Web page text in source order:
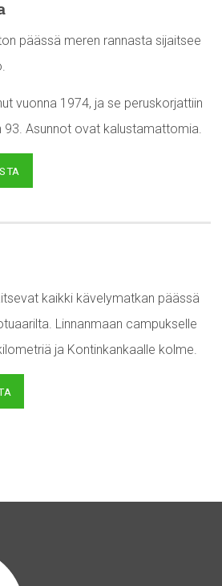
päässä meren rannasta sijaitsee
vuonna 1974, ja se peruskorjattiin
Asunnot ovat kalustamattomia.
kaikki kävelymatkan päässä
Linnanmaan campukselle
ja Kontinkankaalle kolme.